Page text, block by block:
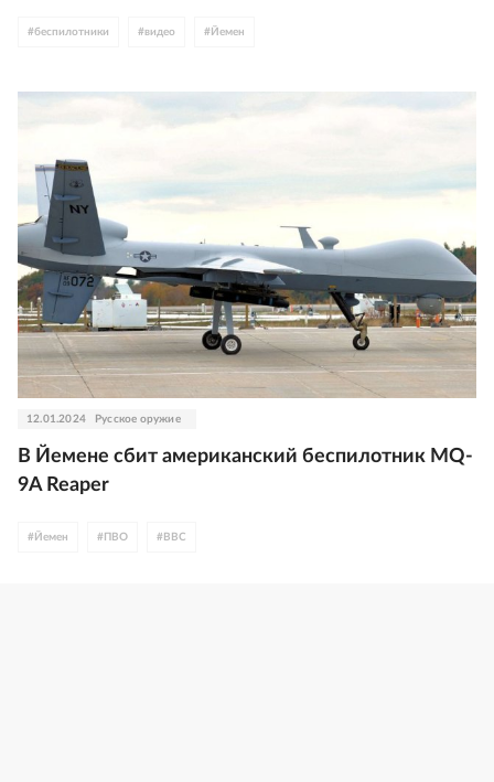
#беспилотники #видео # Йемен
12.01.2024 Русское оружие
В Йемене сбит американский беспилотник MQ-
9A Reaper
# Йемен # ПВО # ВВС